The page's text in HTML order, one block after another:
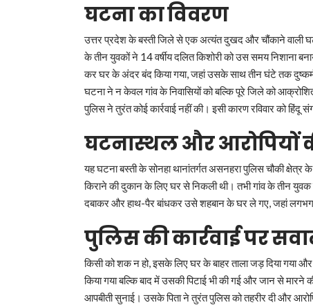
घटना का विवरण
उत्तर प्रदेश के बस्ती जिले से एक अत्यंत दुखद और चौंकाने वाली
के तीन युवकों ने 14 वर्षीय दलित किशोरी को उस समय निशाना
कर घर के अंदर बंद किया गया, जहां उसके साथ तीन घंटे तक
घटना ने न केवल गांव के निवासियों को बल्कि पूरे जिले को
पुलिस ने तुरंत कोई कार्रवाई नहीं की। इसी कारण रविवार को हिंदू
घटनास्थल और आरोपियों
यह घटना बस्ती के सोनहा थानांतर्गत असनहरा पुलिस चौकी
किराने की दुकान के लिए घर से निकली थी। तभी गांव के तीन
दबाकर और हाथ-पैर बांधकर उसे शहबान के घर ले गए, जहां
पुलिस की कार्रवाई पर
किसी को शक न हो, इसके लिए घर के बाहर ताला जड़ दिया गया
किया गया बल्कि बाद में उसकी पिटाई भी की गई और जान से
आपबीती सुनाई। उसके पिता ने तुरंत पुलिस को तहरीर दी और